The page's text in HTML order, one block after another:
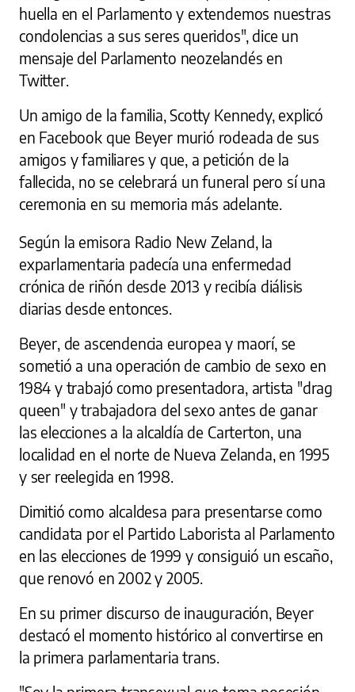
huella en el Parlamento y extendemos nuestras
condolencias a sus seres queridos", dice un
mensaje del Parlamento neozelandés en
Twitter.
Un amigo de la familia, Scotty Kennedy, explicó
en Facebook que Beyer murió rodeada de sus
amigos y familiares y que, a petición de la
fallecida, no se celebrará un funeral pero sí una
ceremonia en su memoria más adelante.
Según la emisora Radio New Zeland, la
exparlamentaria padecía una enfermedad
crónica de riñón desde 2013 y recibía diálisis
diarias desde entonces.
Beyer, de ascendencia europea y maorí, se
sometió a una operación de cambio de sexo en
1984 y trabajó como presentadora, artista "drag
queen" y trabajadora del sexo antes de ganar
las elecciones a la alcaldía de Carterton, una
localidad en el norte de Nueva Zelanda, en 1995
y ser reelegida en 1998.
Dimitió como alcaldesa para presentarse como
candidata por el Partido Laborista al Parlamento
en las elecciones de 1999 y consiguió un escaño,
que renovó en 2002 y 2005.
En su primer discurso de inauguración, Beyer
destacó el momento histórico al convertirse en
la primera parlamentaria trans.